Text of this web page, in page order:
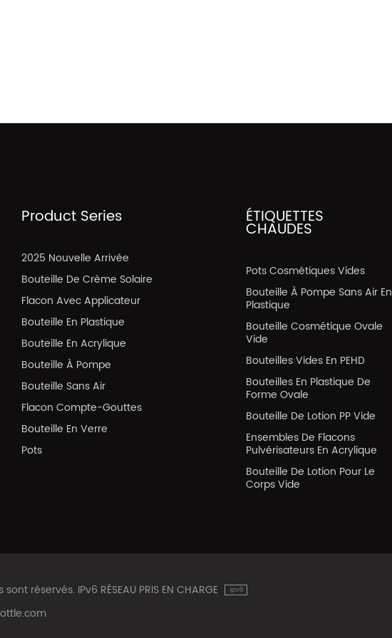
Product Series
2025 Nouvelle Arrivée
Bouteille De Crème Solaire
Flacon Avec Applicateur
Bouteille En Plastique
Bouteille En Acrylique
Bouteille À Pompe
Bouteille Sans Air
Flacon Compte-Gouttes
Bouteille En Verre
Pots
ÉTIQUETTES
CHAUDES
Pots Cosmétiques Vides
Bouteille À Pompe Sans Air En
Plastique
Bouteille Cosmétique Ovale
Vide
Bouteilles Vides En PEHD
Bouteilles En Plastique De
Forme Ovale
Bouteille De Lotion PP Vide
Ensembles De Flacons
Pulvérisateurs En Acrylique
Bouteille De Lotion Pour Le
Corps Vide
réservés. IPv6 RÉSEAU PRIS EN CHARGE